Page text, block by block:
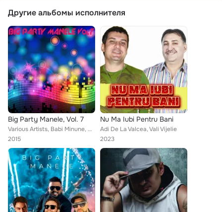
Другие альбомы исполнителя
Big Party Manele, Vol. 7
Various Artists, Babi Minune, Nek, Alessio, Ionut Sturzea, Printesa De Aur, Bodo, Florin Peste, Florin Salam, Blondu De La Timis...
2015
Nu Ma Iubi Pentru Bani
Adi De La Valcea, Vali Vijelie
2023